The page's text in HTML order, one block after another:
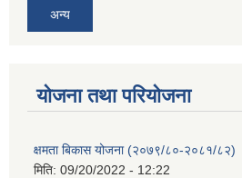
अन्य
याेजना तथा परियाेजना
क्षमता बिकास योजना (२०७९/८०-२०८१/८२)
मिति: 09/20/2022 - 12:22